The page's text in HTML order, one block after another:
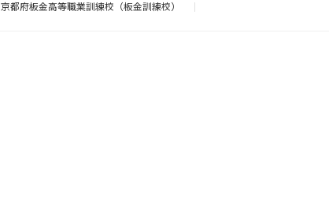
京都府板金高等職業訓練校（板金訓練校）